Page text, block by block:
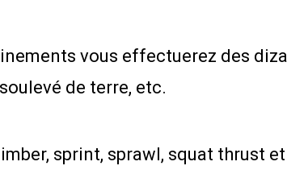
vous effectuerez des
de terre, etc.
sprint, sprawl, squat thrust